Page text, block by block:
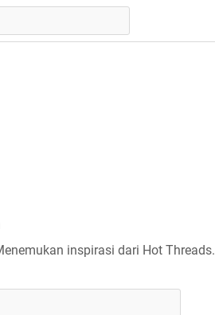
inspirasi dari Hot Threads.